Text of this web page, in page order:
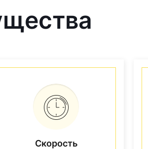
Скорость